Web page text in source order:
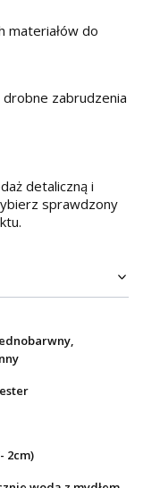
materiałów do
zabrudzenia
detaliczną i
sprawdzony
2cm)